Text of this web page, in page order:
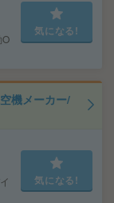
O
気になる!
機メーカー/
気になる!